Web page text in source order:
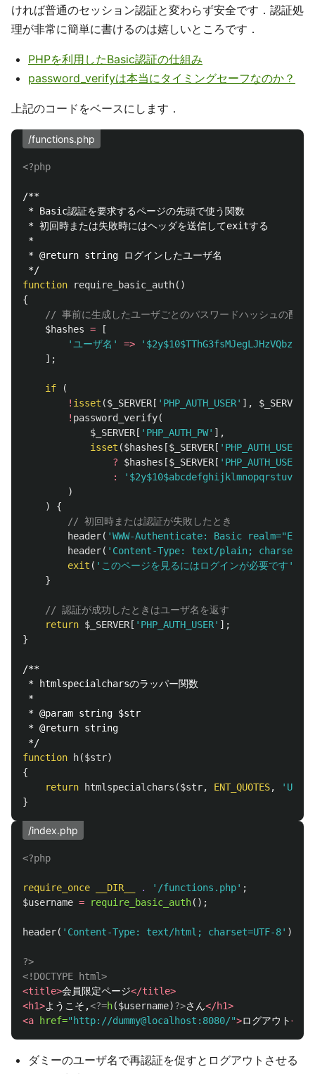
ければ普通のセッション認証と変わらず安全です．認証処
理が非常に簡単に書けるのは嬉しいところです．
PHPを利用したBasic認証の仕組み
password_verifyは本当にタイミングセーフなのか？
上記のコードをベースにします．
/functions.php
<?php
/**
* Basic認証を要求するページの先頭で使う関数
* 初回時または失敗時にはヘッダを送信してexitする
*
* @return string ログインしたユーザ名
*/
function
require_basic_auth()
{
// 事前に生成したユーザごとのパスワードハッシュの配列
$hashes =
[
'ユーザ名'
=>
];
if
(
! isset ($_SERVER [ 'PHP_AUTH_USER' ], $_SERVER
! password_verify(
$_SERVER [ 'PHP_AUTH_PW' ],
isset ($hashes [$_SERVER [ 'PHP_AUTH_USER'
?
$hashes [$_SERVER [ 'PHP_AUTH_USER'
:
'$2y$10$abcdefghijklmnopqrstuv'
)
)
{
// 初回時または認証が失敗したとき
header( 'WWW-Authenticate: Basic
header( 'Content-Type: text/plain;
exit ( 'このページを見るにはログインが必要です'
}
// 認証が成功したときはユーザ名を返す
return $_SERVER [ 'PHP_AUTH_USER' ];
}
/**
* htmlspecialcharsのラッパー関数
*
* @param string $str
* @return string
*/
function
h($str)
{
return
htmlspecialchars ($str, ENT_QUOTES,
'UTF-
}
/index.php
<?php
require_once __DIR__ . '/functions.php' ;
$username = require_basic_auth();
header( 'Content-Type: text/html; charset=UTF-8' );
?>
<!DOCTYPE html>
<title>会員限定ページ</title>
<h1>ようこそ,<?=h($username)?>さん</h1>
<a
href="http://dummy@localhost:8080/">ログアウト</a>
ダミーのユーザ名で再認証を促すとログアウトさせる